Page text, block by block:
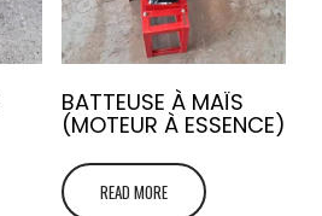
BATTEUSE À MAÏS
(MOTEUR À ESSENCE)
READ MORE